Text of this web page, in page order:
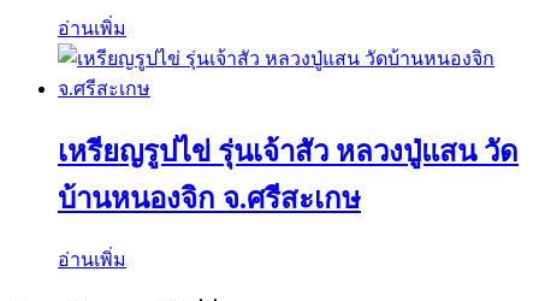
อ่านเพิ่ม
เหรียญรูปไข่ รุ่นเจ้าสัว หลวงปู่แสน วัด
บ้านหนองจิก จ.ศรีสะเกษ
อ่านเพิ่ม